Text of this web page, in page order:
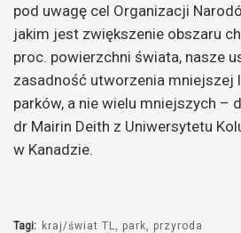
pod uwagę cel Organizacji
jakim jest zwiększenie obszaru
proc. powierzchni świata, nasze
zasadność utworzenia mniejszej
parków, a nie wielu mniejszych –
dr Mairin Deith z Uniwersytetu
w Kanadzie.
Tagi: kraj/świat TL park przyroda